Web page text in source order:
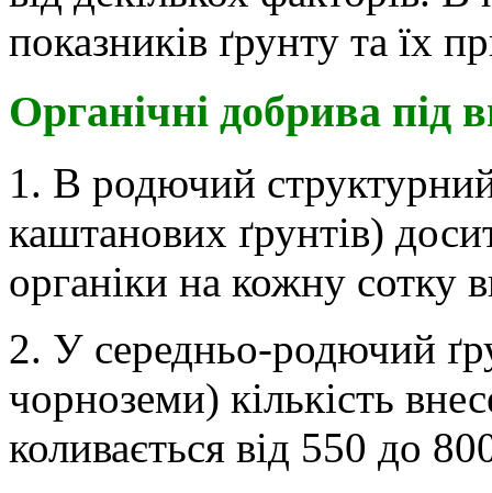
показників ґрунту та їх
Органічні добрива під
1. В родючий
каштанових ґрунтів)
органіки на кожну сотку
2. У середньо-родючий
чорноземи) кількість
коливається від 550 до